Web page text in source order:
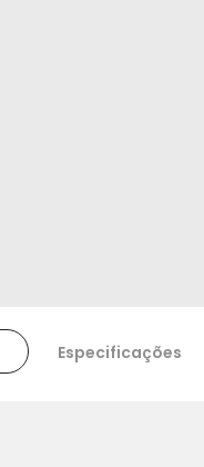
Especificações